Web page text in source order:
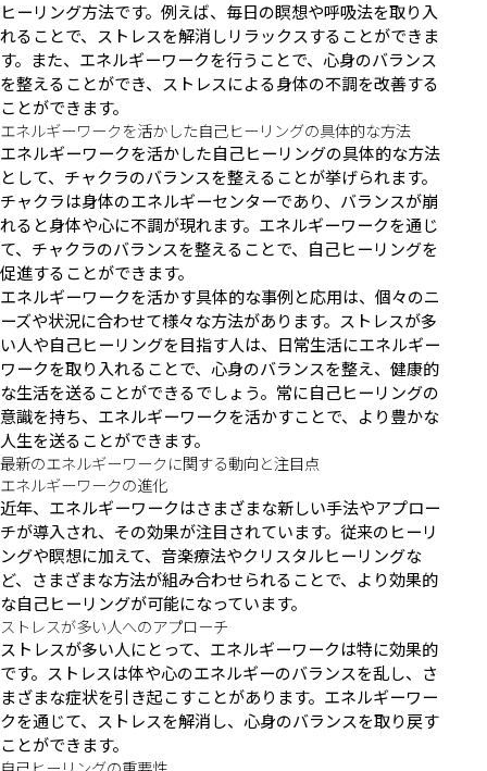
ヒーリング方法です。例えば、毎日の瞑想や呼吸法を取り入
れることで、ストレスを解消しリラックスすることができま
す。また、エネルギーワークを行うことで、心身のバランス
を整えることができ、ストレスによる身体の不調を改善する
ことができます。
エネルギーワークを活かした自己ヒーリングの具体的な方法
エネルギーワークを活かした自己ヒーリングの具体的な方法
として、チャクラのバランスを整えることが挙げられます。
チャクラは身体のエネルギーセンターであり、バランスが崩
れると身体や心に不調が現れます。エネルギーワークを通じ
て、チャクラのバランスを整えることで、自己ヒーリングを
促進することができます。
エネルギーワークを活かす具体的な事例と応用は、個々のニ
ーズや状況に合わせて様々な方法があります。ストレスが多
い人や自己ヒーリングを目指す人は、日常生活にエネルギー
ワークを取り入れることで、心身のバランスを整え、健康的
な生活を送ることができるでしょう。常に自己ヒーリングの
意識を持ち、エネルギーワークを活かすことで、より豊かな
人生を送ることができます。
最新のエネルギーワークに関する動向と注目点
エネルギーワークの進化
近年、エネルギーワークはさまざまな新しい手法やアプロー
チが導入され、その効果が注目されています。従来のヒーリ
ングや瞑想に加えて、音楽療法やクリスタルヒーリングな
ど、さまざまな方法が組み合わせられることで、より効果的
な自己ヒーリングが可能になっています。
ストレスが多い人へのアプローチ
ストレスが多い人にとって、エネルギーワークは特に効果的
です。ストレスは体や心のエネルギーのバランスを乱し、さ
まざまな症状を引き起こすことがあります。エネルギーワー
クを通じて、ストレスを解消し、心身のバランスを取り戻す
ことができます。